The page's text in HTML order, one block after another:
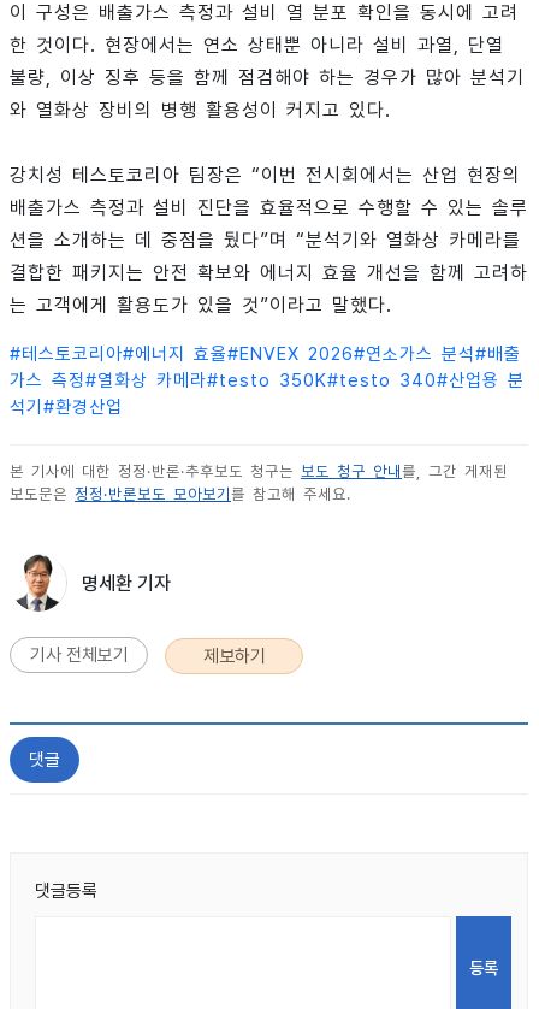
이 구성은 배출가스 측정과 설비 열 분포 확인을 동시에 고려
한 것이다. 현장에서는 연소 상태뿐 아니라 설비 과열, 단열
불량, 이상 징후 등을 함께 점검해야 하는 경우가 많아 분석기
와 열화상 장비의 병행 활용성이 커지고 있다.
강치성 테스토코리아 팀장은 “이번 전시회에서는 산업 현장의
배출가스 측정과 설비 진단을 효율적으로 수행할 수 있는 솔루
션을 소개하는 데 중점을 뒀다”며 “분석기와 열화상 카메라를
결합한 패키지는 안전 확보와 에너지 효율 개선을 함께 고려하
는 고객에게 활용도가 있을 것”이라고 말했다.
#테스토코리아#에너지 효율#ENVEX 2026#연소가스 분석#배출
가스 측정#열화상 카메라#testo 350K#testo 340#산업용 분
석기 #환경산업
본 기사에 대한 정정·반론·추후보도 청구는 보도 청구 안내 를, 그간 게재된
보도문은 정정·반론보도 모아보기 를 참고해 주세요.
명세환 기자
기사 전체보기 제보하기
댓글
댓글등록